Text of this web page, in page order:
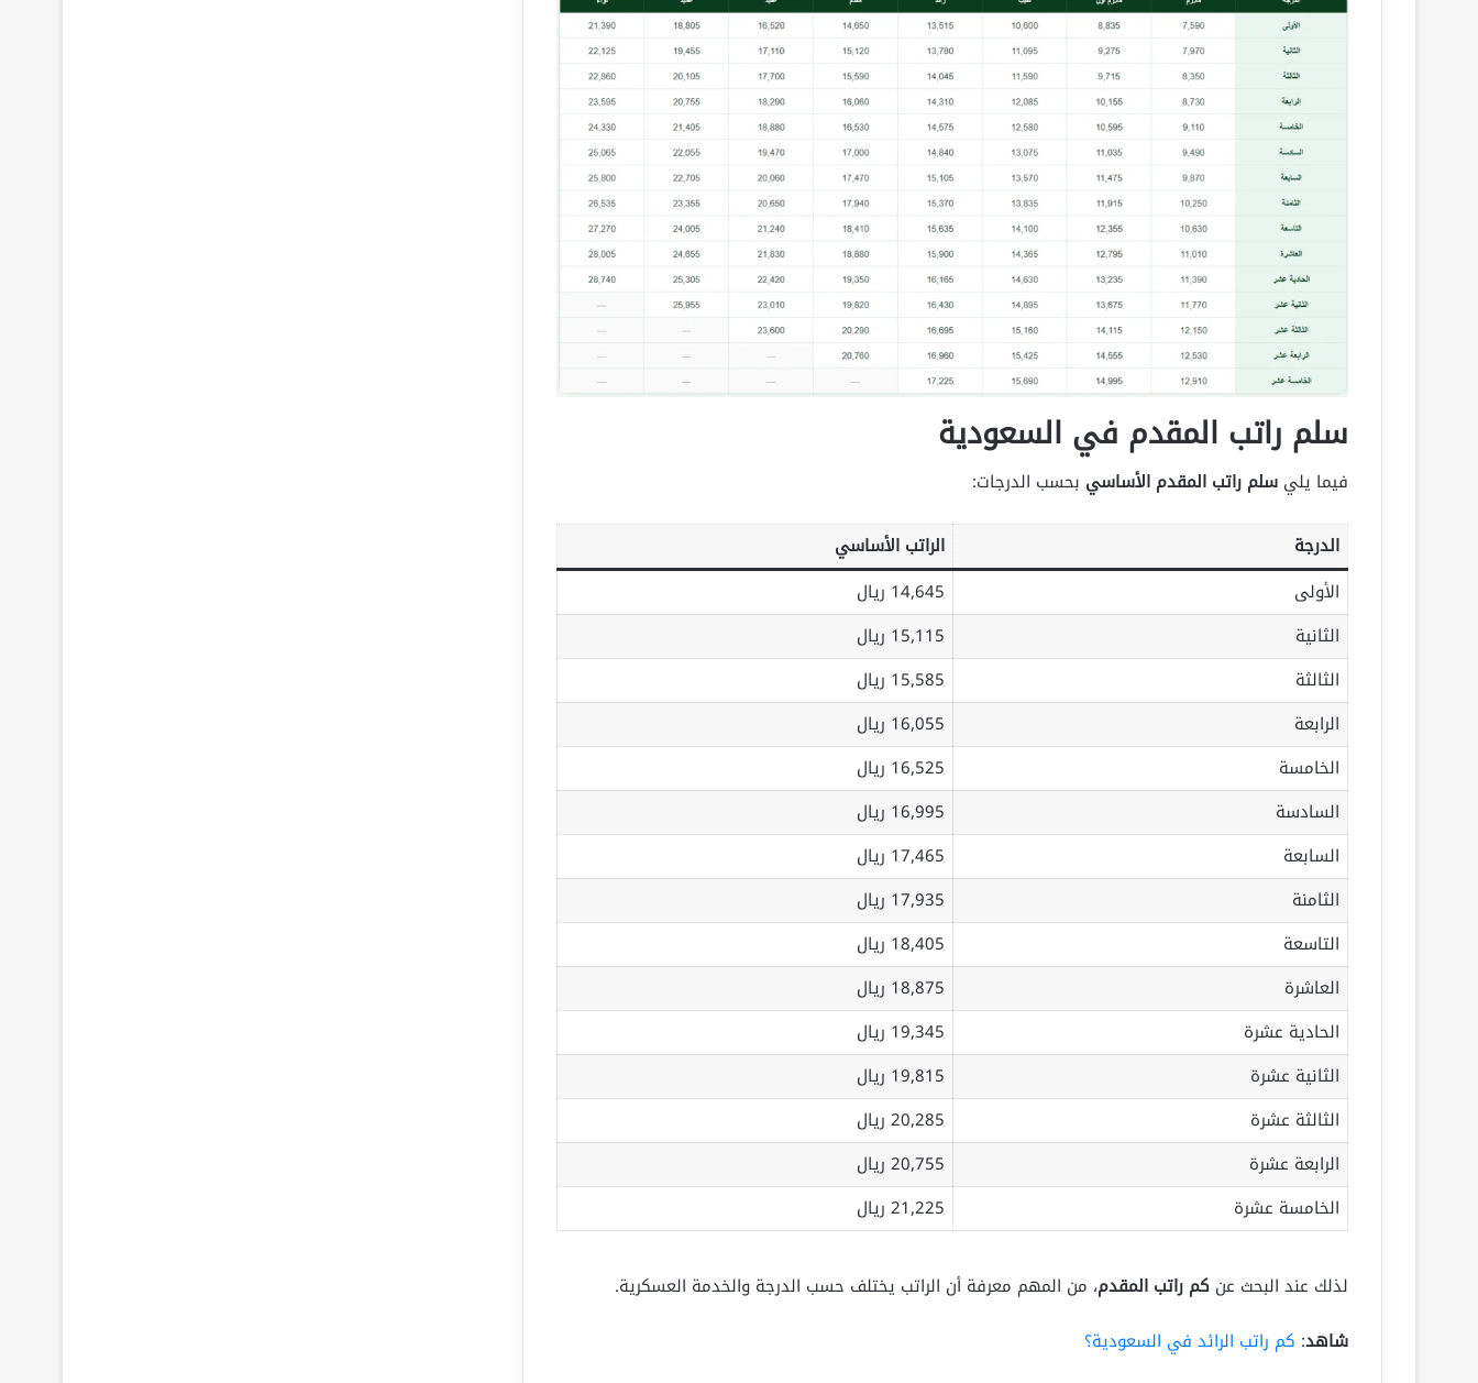
سلم راتب المقدم في السعودية
فيما يلي سلم راتب المقدم الأساسي بحسب الدرجات:
الدرجة
الراتب الأساسي
الأولى
14,645 ريال
الثانية
15,115 ريال
الثالثة
15,585 ريال
الرابعة
16,055 ريال
الخامسة
16,525 ريال
السادسة
16,995 ريال
السابعة
17,465 ريال
الثامنة
17,935 ريال
التاسعة
18,405 ريال
العاشرة
18,875 ريال
الحادية عشرة
19,345 ريال
الثانية عشرة
19,815 ريال
الثالثة عشرة
20,285 ريال
الرابعة عشرة
20,755 ريال
الخامسة عشرة
21,225 ريال
لذلك عند البحث عن كم راتب المقدم، من المهم معرفة أن الراتب يختلف حسب الدرجة والخدمة العسكرية.
شاهد: كم راتب الرائد في السعودية؟